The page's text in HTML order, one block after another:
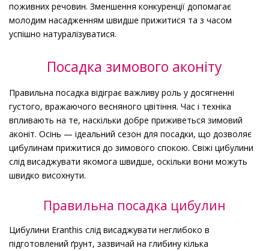
поживних речовин. Зменшення конкуренції допомагає
молодим насадженням швидше прижитися та з часом
успішно натуралізуватися.
Посадка зимового аконіту
Правильна посадка відіграє важливу роль у досягненні
густого, вражаючого весняного цвітіння. Час і техніка
впливають на те, наскільки добре приживеться зимовий
аконіт. Осінь — ідеальний сезон для посадки, що дозволяє
цибулинам прижитися до зимового спокою. Свіжі цибулини
слід висаджувати якомога швидше, оскільки вони можуть
швидко висохнути.
Правильна посадка цибулин
Цибулини Eranthis слід висаджувати неглибоко в
підготовлений ґрунт, зазвичай на глибину кілька